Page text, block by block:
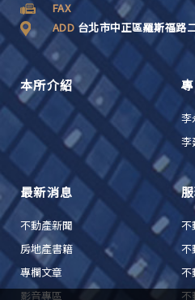
FAX
ADD 台北市中正區羅斯福路
本所介紹
李
李
最新消息
不動產新聞
房地產書籍
專欄文章
影音專區
不
不
不
不